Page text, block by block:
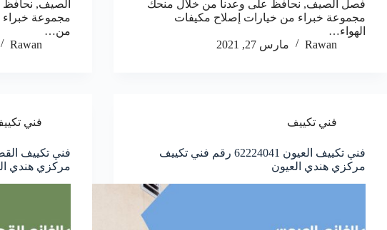
فصل الصيف, نحافظ على وعدنا من خلال منحك
مجموعة خبراء من خيارات إصلاح مكيفات
الهواء…
Rawan
مارس 27, 2021
الصيف,
مجموعة خبراء
من…
Rawan
فني تكييف
فني تكييف العيون 62224041 رقم فني تكييف
مركزي هندي العيون
فني
مركزي هندي